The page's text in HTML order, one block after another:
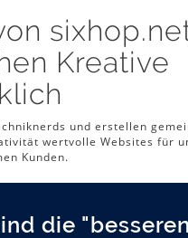
Kreative
und erstellen
wertvolle Websites für
Kunden.
die